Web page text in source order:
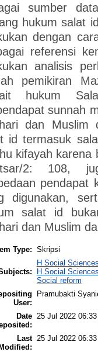
sumber
hukum salat
dengan
referensi
analisis
pemikiran
hukum
sunnah
dan Muslim
id termasuk
kifayah karena
2: 108,
pendapat
digunakan,
salat id
dan Muslim
Type: Skripsi
H Social
H Social
Social reform
User:
Pramubakti
Date
25 Jul 2022 06:33
Last
25 Jul 2022 06:33